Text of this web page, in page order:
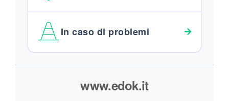
In caso di problemi
www.edok.it